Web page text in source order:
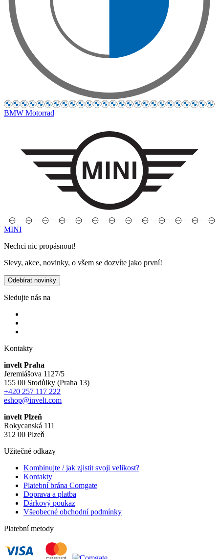
BMW Motorrad
MINI
Nechci nic propásnout!
Slevy, akce, novinky, o všem se dozvíte jako první!
Odebírat novinky
Sledujte nás na
Kontakty
invelt Praha
Jeremiášova 1127/5
155 00 Stodůlky (Praha 13)
+420 257 117 222
eshop@invelt.com
invelt Plzeň
Rokycanská 111
312 00 Plzeň
Užitečné odkazy
Kombinujte / jak zjistit svoji velikost?
Kontakty
Platební brána Comgate
Doprava a platba
Dárkový poukaz
Všeobecné obchodní podmínky
Platební metody